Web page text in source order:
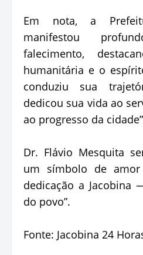
Em nota, a
manifestou
falecimento,
humanitária e o
conduziu sua
dedicou sua vida ao
ao progresso da
Dr. Flávio Mesquita
um símbolo de
dedicação a Jacobina
do povo”.
Fonte: Jacobina 24